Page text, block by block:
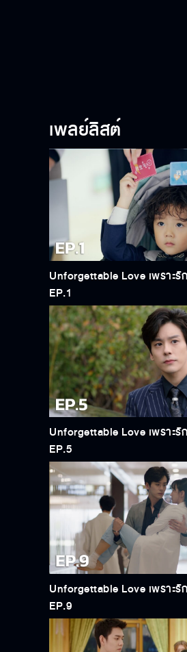
เพลย์ลิสต์
Unforgettable Love เพราะ
EP.1
Unforgettable Love เพราะ
EP.5
Unforgettable Love เพราะ
EP.9